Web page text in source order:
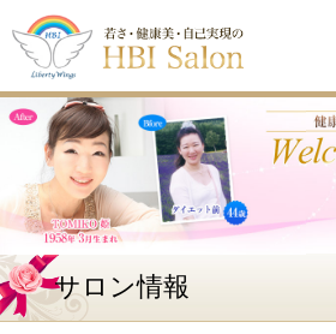
サロン情報